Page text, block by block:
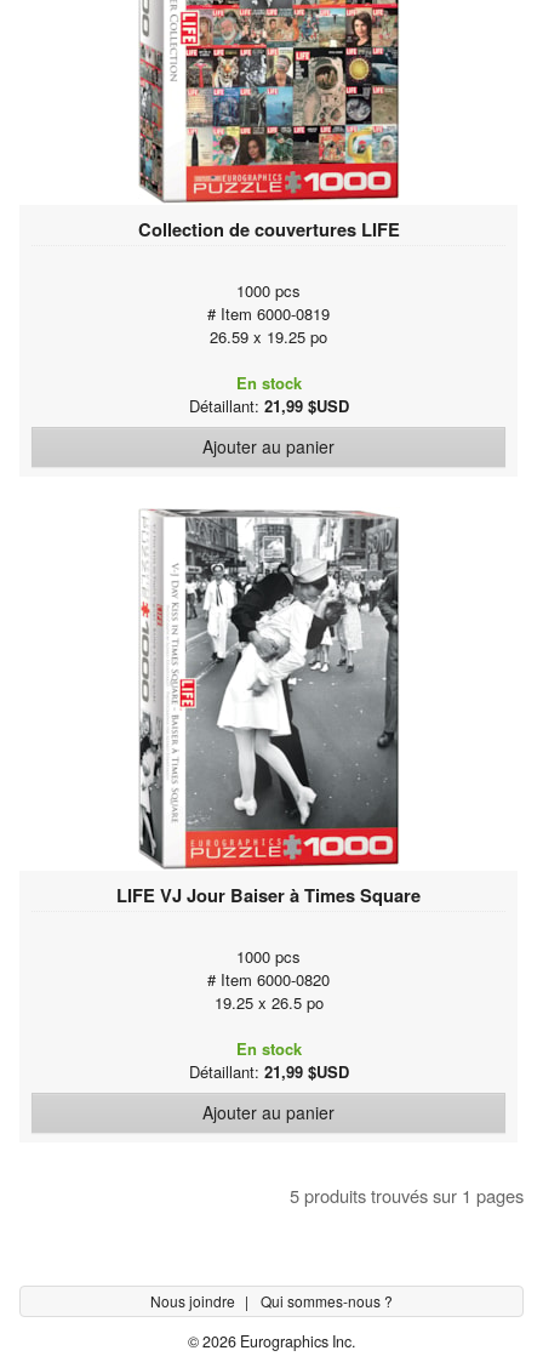
Collection de couvertures LIFE
1000 pcs
# Item 6000-0819
26.59 x 19.25 po
En stock
Détaillant: 21,99 $USD
Ajouter au panier
LIFE VJ Jour Baiser à Times Square
1000 pcs
# Item 6000-0820
19.25 x 26.5 po
En stock
Détaillant: 21,99 $USD
Ajouter au panier
5 produits trouvés sur 1 pages
Nous joindre Qui sommes-nous ?
© 2026 Eurographics Inc.